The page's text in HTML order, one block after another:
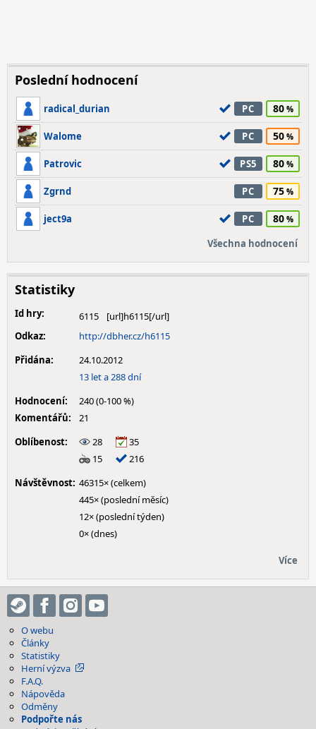
Poslední hodnocení
radical_durian PC 80
Walome PC 50
Patrovic PS5 80
Zgrnd PC 75
ject9a PC 80
Všechna hodnocení
Statistiky
Id hry:
6115
Odkaz:
http://dbher.cz/h6115
Přidána:
24.10.2012
13 let a 288 dní
Hodnocení:
240 (0-100 %)
Komentářů:
21
Oblíbenost:
28
35
15
216
Návštěvnost: 46315× (celkem)
445× (poslední měsíc)
12× (poslední týden)
0× (dnes)
Více
O webu
Články
Statistiky
Herní výzva
F.A.Q.
Nápověda
Odměny
Podpořte nás